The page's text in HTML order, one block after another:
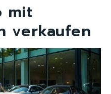
mit
verkaufen